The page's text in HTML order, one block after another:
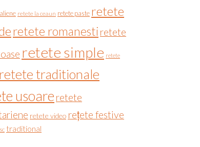
retete la ceaun retete paste retete
retete romanesti retete
retete simple retete
retete traditionale
usoare retete
retete video rețete festive
traditional